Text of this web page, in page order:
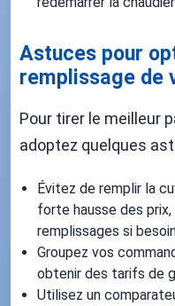
Astuces pour
remplissage de
Pour tirer le meilleur
adoptez quelques
Évitez de remplir la
forte hausse des
remplissages si
Groupez vos
obtenir des tarifs de
Utilisez un